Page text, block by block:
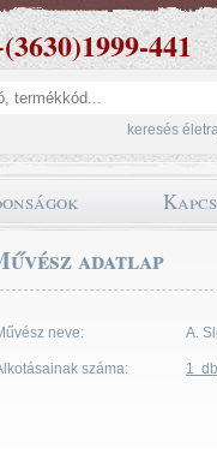
441
keresés
adatlap
neve: A.
száma: 1 db